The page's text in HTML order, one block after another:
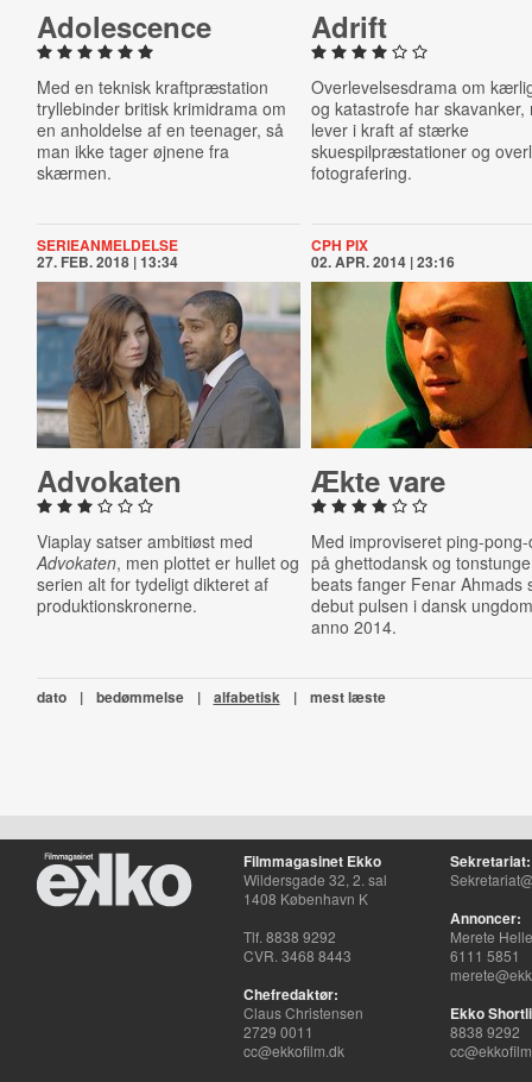
Ad­oles­cence
Med en teknisk kraftpræstation
tryllebinder britisk krimidrama om
en anholdelse af en teenager, så
man ikke tager øjnene fra
skærmen.
Adrift
Overlevelsesdrama om
og katastrofe har skavanker,
lever i kraft af stærke
skuespilpræstationer og
fotografering.
SERIEANMELDELSE
27. FEB. 2018 | 13:34
Advokaten
Viaplay satser ambitiøst med
Advokaten, men plottet er hullet og
serien alt for tydeligt dikteret af
produktionskronerne.
CPH PIX
02. APR. 2014 | 23:16
Ækte vare
Med improviseret ping-
på ghettodansk og tonstunge
beats fanger Fenar Ahmads
debut pulsen i dansk
anno 2014.
dato | bedømmelse | alfabetisk | mest læste
Filmmagasinet Ekko
Wildersgade 32, 2. sal
1408 København K
Tlf. 8838 9292
CVR. 3468 8443
Chefredaktør:
Claus Christensen
2729 0011
cc@ekkofilm.dk
Sekretariat:
Annoncer:
Merete
6111 5851
Ekko
8838 9292